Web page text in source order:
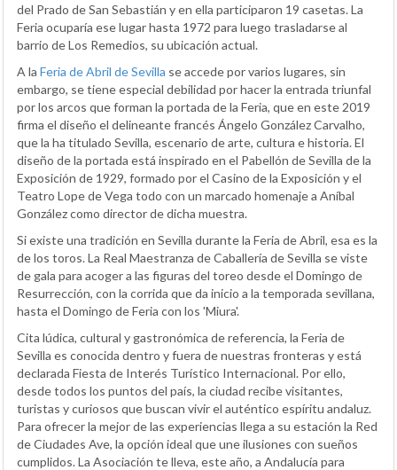
del Prado de San Sebastián y en ella participaron 19 casetas. La
Feria ocuparía ese lugar hasta 1972 para luego trasladarse al
barrio de Los Remedios, su ubicación actual.
A la Feria de Abril de Sevilla se accede por varios lugares, sin
embargo, se tiene especial debilidad por hacer la entrada triunfal
por los arcos que forman la portada de la Feria, que en este 2019
firma el diseño el delineante francés Ángelo González Carvalho,
que la ha titulado Sevilla, escenario de arte, cultura e historia. El
diseño de la portada está inspirado en el Pabellón de Sevilla de la
Exposición de 1929, formado por el Casino de la Exposición y el
Teatro Lope de Vega todo con un marcado homenaje a Aníbal
González como director de dicha muestra.
Si existe una tradición en Sevilla durante la Feria de Abril, esa es la
de los toros. La Real Maestranza de Caballería de Sevilla se viste
de gala para acoger a las figuras del toreo desde el Domingo de
Resurrección, con la corrida que da inicio a la temporada sevillana,
hasta el Domingo de Feria con los 'Miura'.
Cita lúdica, cultural y gastronómica de referencia, la Feria de
Sevilla es conocida dentro y fuera de nuestras fronteras y está
declarada Fiesta de Interés Turístico Internacional. Por ello,
desde todos los puntos del país, la ciudad recibe visitantes,
turistas y curiosos que buscan vivir el auténtico espíritu andaluz.
Para ofrecer la mejor de las experiencias llega a su estación la Red
de Ciudades Ave, la opción ideal que une ilusiones con sueños
cumplidos. La Asociación te lleva, este año, a Andalucía para